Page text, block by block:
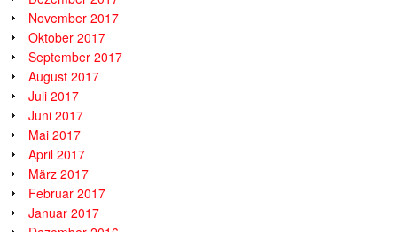
November 2017
Oktober 2017
September 2017
August 2017
Juli 2017
Juni 2017
Mai 2017
April 2017
März 2017
Februar 2017
Januar 2017